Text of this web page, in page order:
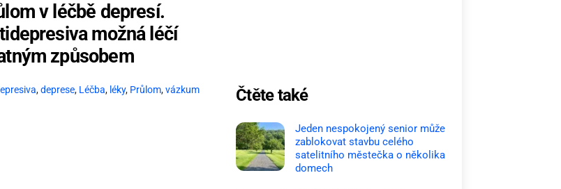
v léčbě depresí.
možná léčí
způsobem
,deprese, Léčba, léky, Průlom,vázkum Čtěte také
Jeden nespokojený senior může
zablokovat stavbu celého
satelitního městečka o několika
domech